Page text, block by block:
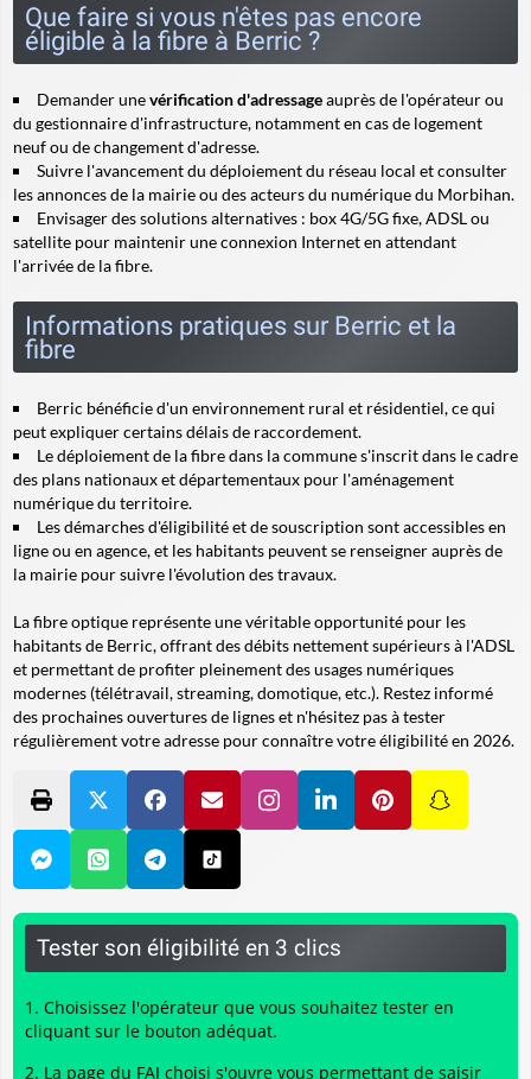
Que faire si vous n'êtes pas encore
éligible à la fibre à Berric ?
Demander unevérification d'adressageauprès de l'opérateur ou
du gestionnaire d'infrastructure, notamment en cas de logement
neuf ou de changement d'adresse.
Suivre l'avancement du déploiement du réseau local et consulter
les annonces de la mairie ou des acteurs du numérique du Morbihan.
Envisager des solutions alternatives : box 4G/5G fixe, ADSL ou
satellite pour maintenir une connexion Internet en attendant
l'arrivée de la fibre.
Informations pratiques sur Berric et la
fibre
Berric bénéficie d'un environnement rural et résidentiel, ce qui
peut expliquer certains délais de raccordement.
Le déploiement de la fibre dans la commune s'inscrit dans le cadre
des plans nationaux et départementaux pour l'aménagement
numérique du territoire.
Les démarches d'éligibilité et de souscription sont accessibles en
ligne ou en agence, et les habitants peuvent se renseigner auprès de
la mairie pour suivre l'évolution des travaux.
La fibre optique représente une véritable opportunité pour les
habitants de Berric, offrant des débits nettement supérieurs à l'ADSL
et permettant de profiter pleinement des usages numériques
modernes (télétravail, streaming, domotique, etc.). Restez informé
des prochaines ouvertures de lignes et n'hésitez pas à tester
régulièrement votre adresse pour connaître votre éligibilité en 2026.
Tester son éligibilité en 3 clics
Choisissez l'opérateur que vous souhaitez tester en
cliquant sur le bouton adéquat.
La page du FAI choisi s'ouvre vous permettant de saisir